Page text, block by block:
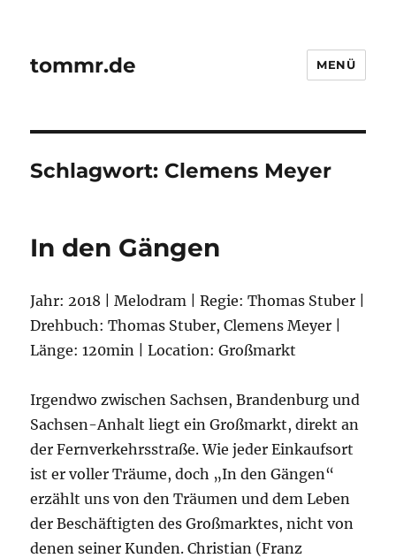
tommr.de MENÜ
Schlagwort: Clemens Meyer
In den Gängen
Jahr: 2018 | Melodram | Regie: Thomas Stuber |
Drehbuch: Thomas Stuber, Clemens Meyer |
Länge: 120min | Location: Großmarkt
Irgendwo zwischen Sachsen, Brandenburg und
Sachsen-Anhalt liegt ein Großmarkt, direkt an
der Fernverkehrsstraße. Wie jeder Einkaufsort
ist er voller Träume, doch „In den Gängen“
erzählt uns von den Träumen und dem Leben
der Beschäftigten des Großmarktes, nicht von
denen seiner Kunden. Christian (Franz